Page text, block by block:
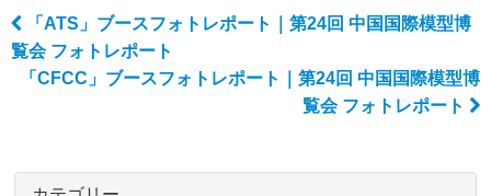
Post navigation
「ATS」ブースフォトレポート｜第24回 中国国際模型博
覧会 フォトレポート
「CFCC」ブースフォトレポート｜第24回 中国国際模型博
覧会 フォトレポート